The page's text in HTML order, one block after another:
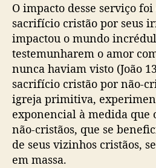
O impacto desse serviço
sacrifício cristão por seus
impactou o mundo
testemunharem o amor
nunca haviam visto (João
sacrifício cristão por não-
igreja primitiva,
exponencial à medida que
não-cristãos, que se
de seus vizinhos cristãos,
em massa.